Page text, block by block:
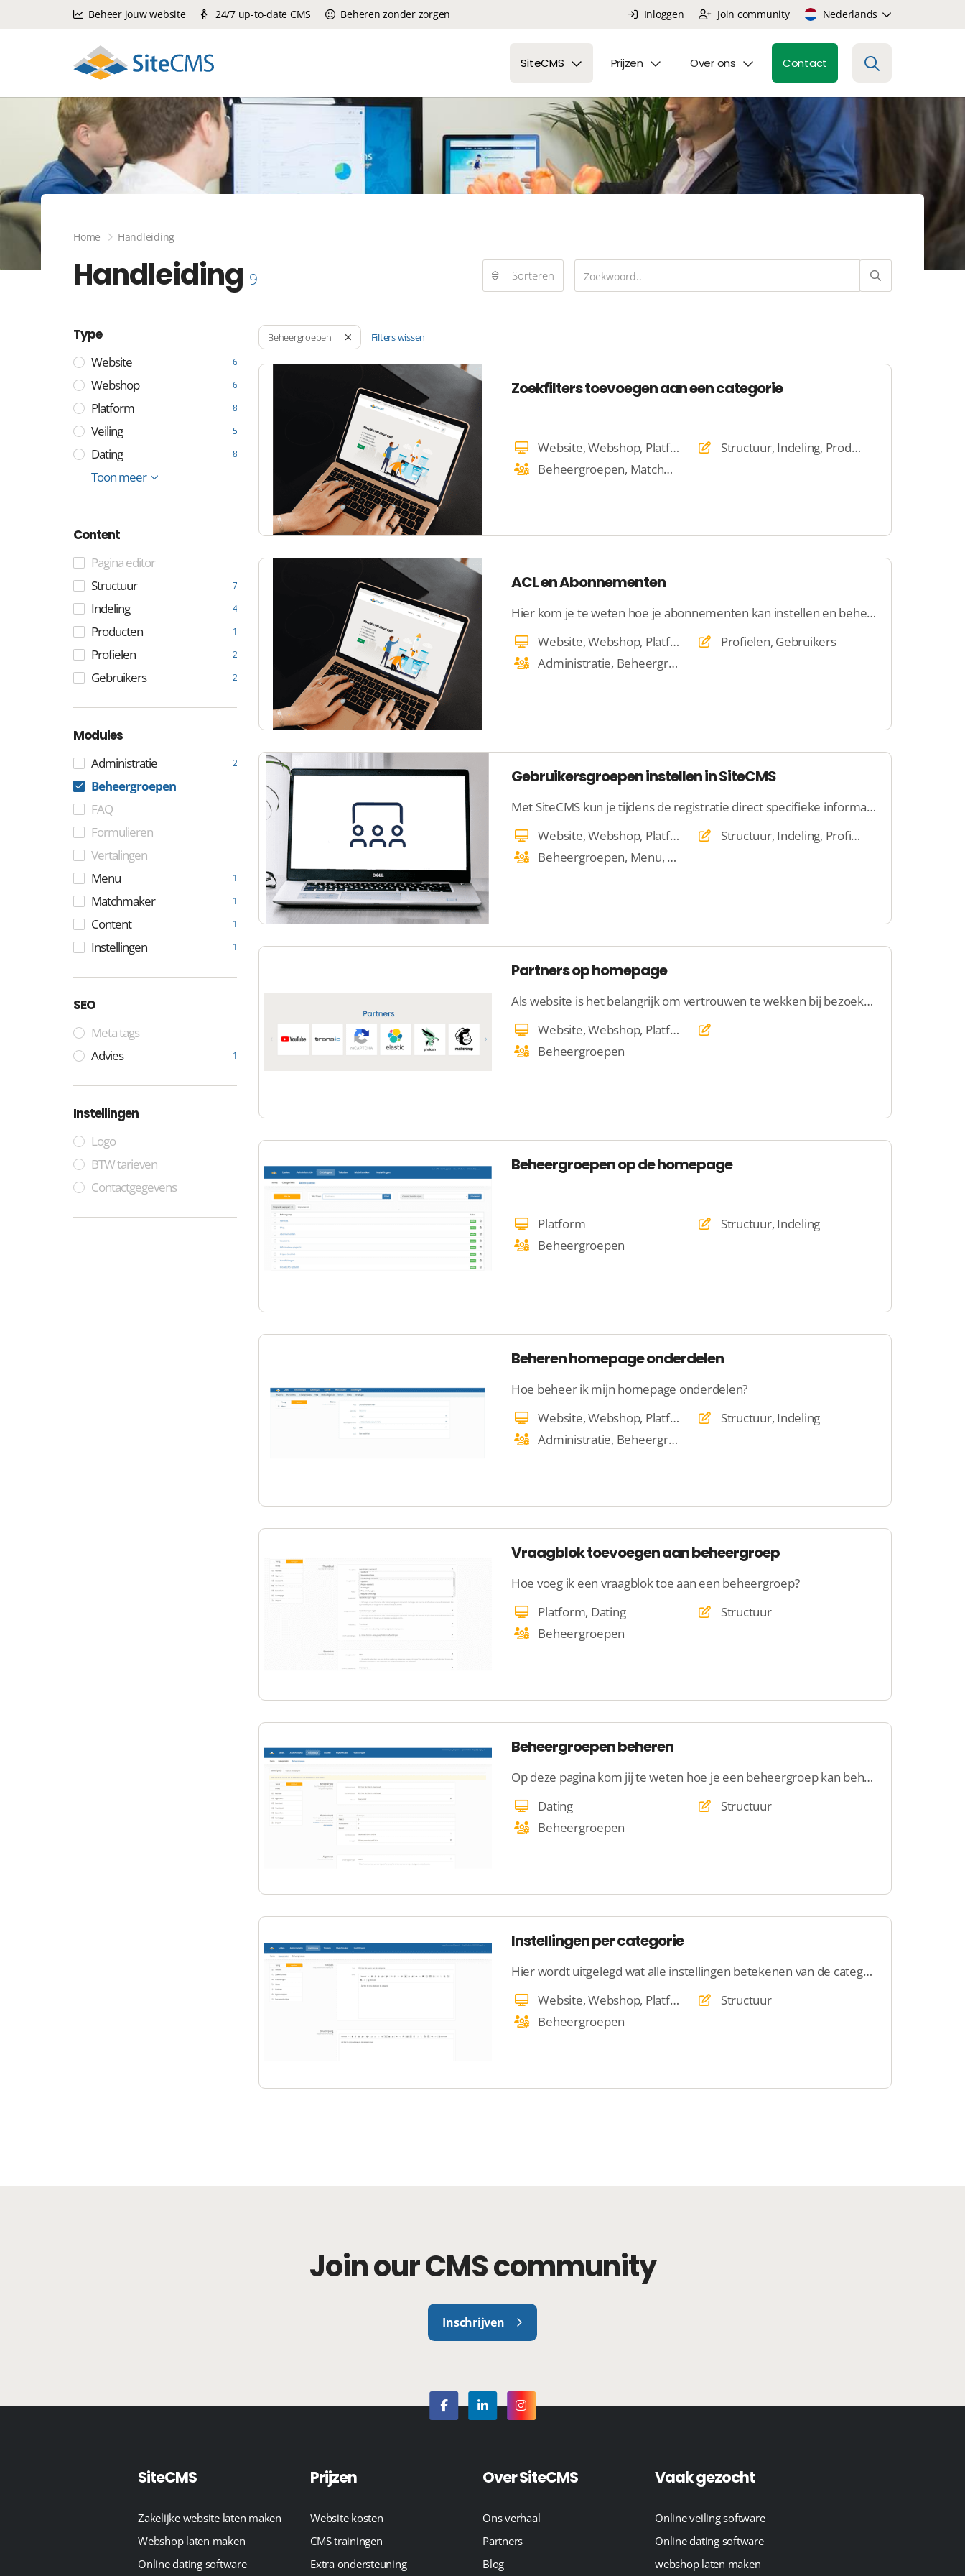
Home Handleiding
Handleiding 9 Sorteren
Type
Website 6
Webshop 6
Platform 8
Veiling 5
Dating 8
E-mail
Beheer
Toon meer
Content
Pagina editor
Structuur
7
Indeling 4
Producten 1
Profielen 2
Gebruikers 2
Modules
Administratie 2
Beheergroepen
FAQ
Formulieren
Vertalingen
Menu
1
Matchmaker 1
Content 1
Instellingen 1
SEO
Meta tags
Advies
1
Instellingen
Logo
BTW tarieven
Contactgegevens
Beheergroepen Filters wissen
Zoekfilters toevoegen aan een categorie
Website, Webshop, Platform, Dating
Structuur, Indeling, Producten
Beheergroepen, Matchmaker
ACL en Abonnementen
Hier kom je te weten hoe je abonnementen kan instellen en beheren
Website, Webshop, Platform, Veiling, Dating
Profielen, Gebruikers
Administratie, Beheergroepen
Gebruikersgroepen instellen in SiteCMS
Met SiteCMS kun je tijdens de registratie direct specifieke informatie van gebruikers verzamelen, zodat ze meteen aan de slag kunnen. Door gebruikers in te delen in groepen, kun je eenvoudig bepalen wie toegang krijgt tot bepaalde content en functies.
Website, Webshop, Platform, Veiling, Dating, E-mail, Beheer
Structuur, Indeling, Profielen, Gebruikers
Beheergroepen, Menu, Content, Instellingen
Partners op homepage
Als website is het belangrijk om vertrouwen te wekken bij bezoekers, meer vertrouwen is betere conversie. Dit kan bijvoorbeeld door logo’s van partners te tonen op de homepage
Website, Webshop, Platform, Veiling, Dating
Beheergroepen
Beheergroepen op de homepage
Platform
Structuur, Indeling
Beheergroepen
Beheren homepage onderdelen
Hoe beheer ik mijn homepage onderdelen?
Website, Webshop, Platform, Veiling, Dating
Structuur, Indeling
Administratie, Beheergroepen
Vraagblok toevoegen aan beheergroep
Hoe voeg ik een vraagblok toe aan een beheergroep?
Platform, Dating
Structuur
Beheergroepen
Beheergroepen beheren
Op deze pagina kom jij te weten hoe je een beheergroep kan beheren
Dating
Structuur
Beheergroepen
Instellingen per categorie
Hier wordt uitgelegd wat alle instellingen betekenen van de categorie
Website, Webshop, Platform, Veiling, Dating
Structuur
Beheergroepen
Beheer jouw website 24/7 up-to-date CMS Beheren zonder zorgen Inloggen Join community Nederlands
SiteCMS Prijzen Over ons Contact
Join our CMS community
Inschrijven
SiteCMS
Zakelijke website laten maken
Webshop laten maken
Online dating software
Prijzen
Website kosten
CMS trainingen
Extra ondersteuning
Over SiteCMS
Ons verhaal
Partners
Blog
Vaak gezocht
Online veiling software
Online dating software
webshop laten maken